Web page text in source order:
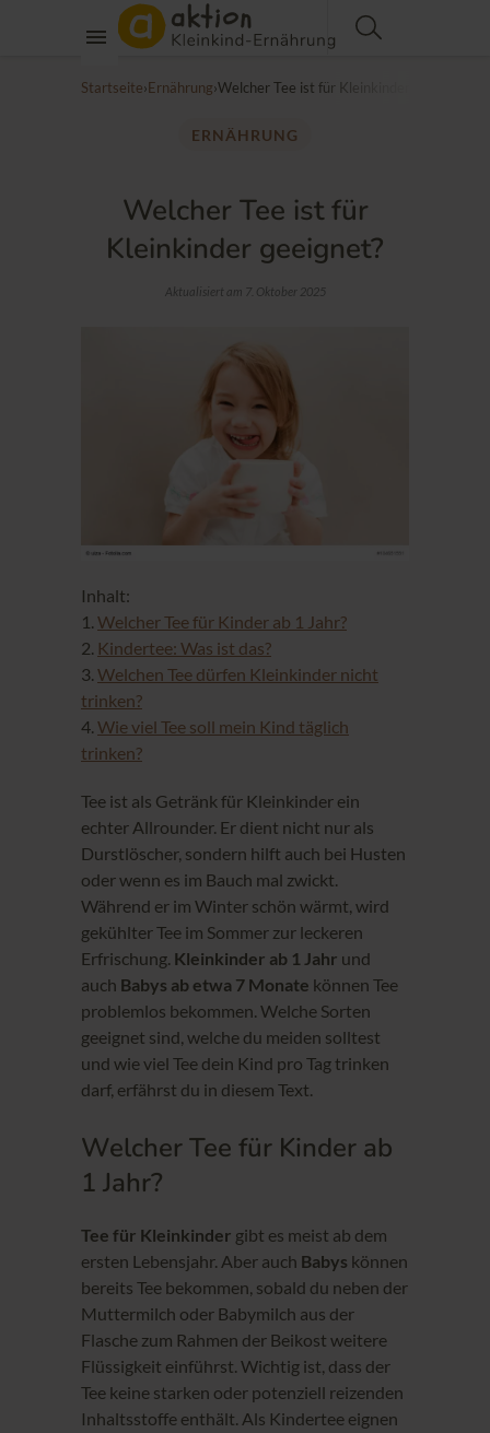
Startseite›Ernährung›Welcher Tee ist für Kleinkinder geeignet?
ERNÄHRUNG
Welcher Tee ist für
Kleinkinder geeignet?
Aktualisiert am 7. Oktober 2025
Inhalt:
1. Welcher Tee für Kinder ab 1 Jahr?
2. Kindertee: Was ist das?
3. Welchen Tee dürfen Kleinkinder nicht
trinken?
4. Wie viel Tee soll mein Kind täglich
trinken?
Tee ist als Getränk für Kleinkinder ein
echter Allrounder. Er dient nicht nur als
Durstlöscher, sondern hilft auch bei Husten
oder wenn es im Bauch mal zwickt.
Während er im Winter schön wärmt, wird
gekühlter Tee im Sommer zur leckeren
Erfrischung. Kleinkinder ab 1 Jahr und
auch Babys ab etwa 7 Monate können Tee
problemlos bekommen. Welche Sorten
geeignet sind, welche du meiden solltest
und wie viel Tee dein Kind pro Tag trinken
darf, erfährst du in diesem Text.
Welcher Tee für Kinder ab
1 Jahr?
Tee für Kleinkinder gibt es meist ab dem
ersten Lebensjahr. Aber auch Babys können
bereits Tee bekommen, sobald du neben der
Muttermilch oder Babymilch aus der
Flasche zum Rahmen der Beikost weitere
Flüssigkeit einführst. Wichtig ist, dass der
Tee keine starken oder potenziell reizenden
Inhaltsstoffe enthält. Als Kindertee eignen